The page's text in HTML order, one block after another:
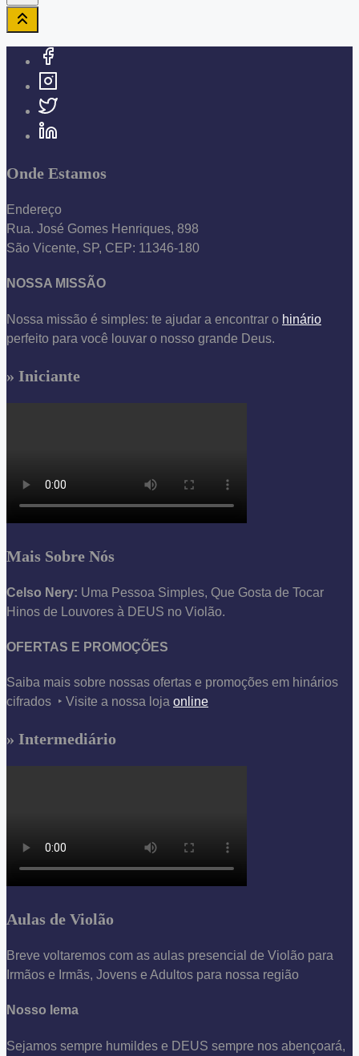
Onde Estamos
Endereço
Rua. José Gomes Henriques, 898
São Vicente, SP, CEP: 11346-180
NOSSA MISSÃO
Nossa missão é simples: te ajudar a encontrar o hinário
perfeito para você louvar o nosso grande Deus.
» Iniciante
Mais Sobre Nós
Celso Nery: Uma Pessoa Simples, Que Gosta de Tocar
Hinos de Louvores à DEUS no Violão.
OFERTAS E PROMOÇÕES
Saiba mais sobre nossas ofertas e promoções em hinários
cifrados ‣ Visite a nossa loja online
» Intermediário
Aulas de Violão
Breve voltaremos com as aulas presencial de Violão para
Irmãos e Irmãs, Jovens e Adultos para nossa região
Nosso lema
Sejamos sempre humildes e DEUS sempre nos abençoará,